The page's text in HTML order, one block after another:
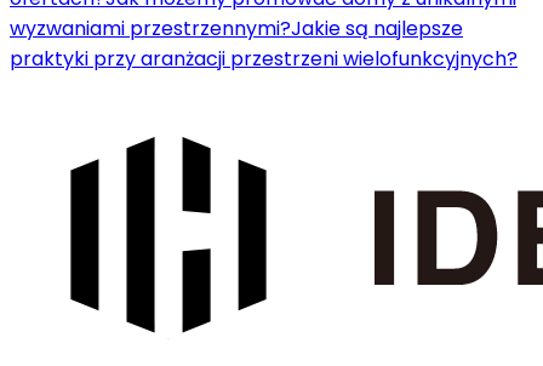
wyzwaniami przestrzennymi?Jakie są najlepsze
praktyki przy aranżacji przestrzeni wielofunkcyjnych?